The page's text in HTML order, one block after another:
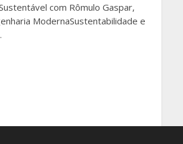
com Rômulo Gaspar,
ModernaSustentabilidade e